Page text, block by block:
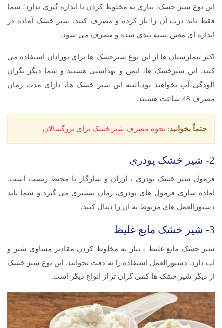
این نوع شیر خشک، نیازی به مخلوط کردن یا اندازه گیری ندارد؛ شما
فقط باید درب آن را باز کرده و مصرف کنید. شیر خشک آماده در
اندازه ای معین بسته بندی شده و مصرف می شود.
اکثر بیمارستان ها از این نوع شیرخشک ها برای نوزادان استفاده می
کنند. این شیرخشک ها، ایمن و بهداشتی هستند و شما دیگر نگران
آلودگی آب نخواهید بود.البته این شیر خشک ها، دارای مدت زمان
مصرف 48 ساعت هستند.
حتماً بخوانید: نحوه مصرف شیر خشک برای بزرگسالان
2- شیر خشک پودری
فرمول شیر خشک پودری ، ارزان و سازگار با محیط زیست است.
آماده سازی فرمول های پودری، زمان بیشتری می گیرد و شما باید
دستورالعمل های مربوط به آن را دنبال کنید.
3- شیر خشک مایع غلیظ
شیر خشک مایع غلیظ ، نیاز به مخلوط کردن مقادیر مساوی شیر و
آب دارد. دستورالعمل استفاده را به دقت بخوانید. این نوع شیر خشک
از دیگر شیر خشک ها کمی گران تر از انواع دیگر است.